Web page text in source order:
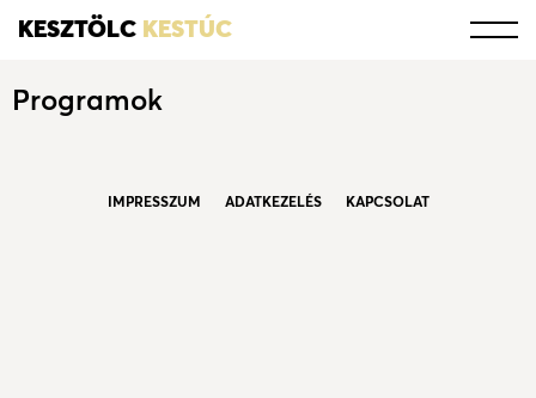
KESZTÖLC KESTÚC
Programok
IMPRESSZUM ADATKEZELÉS KAPCSOLAT